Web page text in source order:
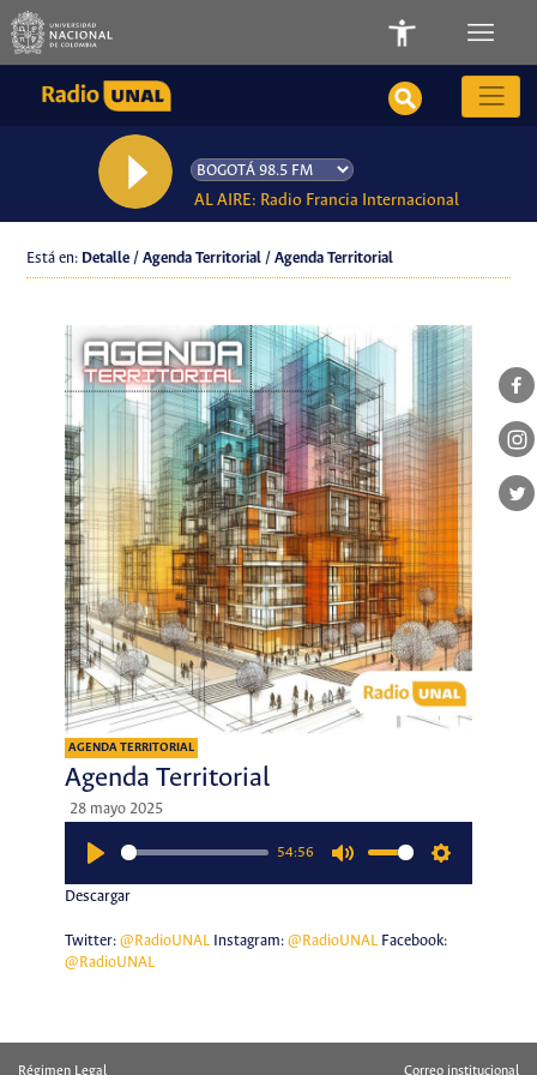
AL AIRE: Radio Francia Internacional
Está en: Detalle / Agenda Territorial / Agenda Territorial
AGENDA TERRITORIAL
Agenda Territorial
28 mayo 2025
54:56
Descargar
Twitter: @RadioUNALInstagram: @RadioUNALFacebook:
@RadioUNAL
Régimen Legal Correo institucional